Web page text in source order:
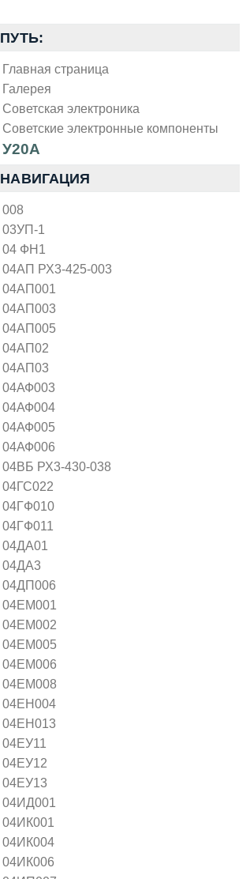
ПУТЬ:
Главная страница
Галерея
Советская электроника
Советские электронные компоненты
У20А
НАВИГАЦИЯ
008
03УП-1
04 ФН1
04АП РХ3-425-003
04АП001
04АП003
04АП005
04АП02
04АП03
04АФ003
04АФ004
04АФ005
04АФ006
04ВБ РХ3-430-038
04ГС022
04ГФ010
04ГФ011
04ДА01
04ДА3
04ДП006
04ЕМ001
04ЕМ002
04ЕМ005
04ЕМ006
04ЕМ008
04ЕН004
04ЕН013
04ЕУ11
04ЕУ12
04ЕУ13
04ИД001
04ИК001
04ИК004
04ИК006